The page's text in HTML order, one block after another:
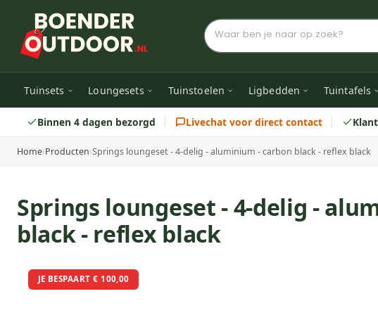
Tuinsets Loungesets Tuinstoelen Ligbedden Tuintafels
Binnen 4 dagen bezorgd Livechat voor direct contact
Home›Producten›Springs loungeset - 4-delig - aluminium - carbon black - reflex black
Springs loungeset - 4-delig -
black - reflex black
JE BESPAART € 100,00